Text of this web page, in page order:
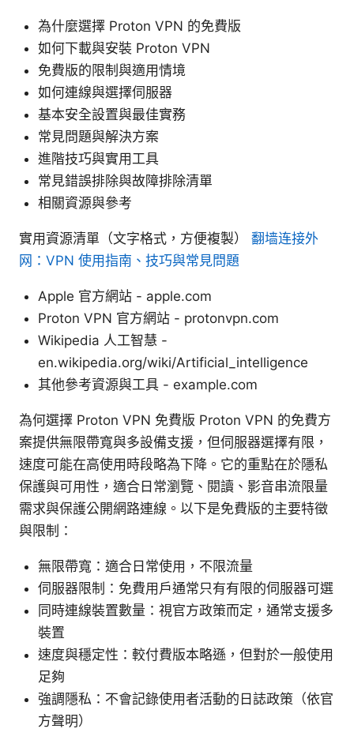
為什麼選擇 Proton VPN 的免費版
如何下載與安裝 Proton VPN
免費版的限制與適用情境
如何連線與選擇伺服器
基本安全設置與最佳實務
常見問題與解決方案
進階技巧與實用工具
常見錯誤排除與故障排除清單
相關資源與參考
實用資源清單（文字格式，方便複製） 翻墙连接外
网：VPN 使用指南、技巧與常見問題
Apple 官方網站 - apple.com
Proton VPN 官方網站 - protonvpn.com
Wikipedia 人工智慧 -
en.wikipedia.org/wiki/Artificial_intelligence
其他參考資源與工具 - example.com
為何選擇 Proton VPN 免費版 Proton VPN 的免費方
案提供無限帶寬與多設備支援，但伺服器選擇有限，
速度可能在高使用時段略為下降。它的重點在於隱私
保護與可用性，適合日常瀏覽、閱讀、影音串流限量
需求與保護公開網路連線。以下是免費版的主要特徵
與限制：
無限帶寬：適合日常使用，不限流量
伺服器限制：免費用戶通常只有有限的伺服器可選
同時連線裝置數量：視官方政策而定，通常支援多
裝置
速度與穩定性：較付費版本略遜，但對於一般使用
足夠
強調隱私：不會記錄使用者活動的日誌政策（依官
方聲明）